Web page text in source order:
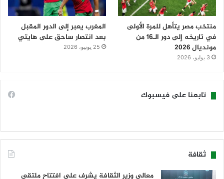
منتخب مصر يتأهل للمرة الأولى
في تاريخه إلى دور الـ16 من
مونديال 2026
3 يوليو، 2026
المغرب يعبر إلى الدور المقبل
بعد انتصار ساحق على هايتي
25 يونيو، 2026
تابعنا على فيسبوك
ثقافة
معالي وزير الثقافة يشرف على افتتاح ملتقى